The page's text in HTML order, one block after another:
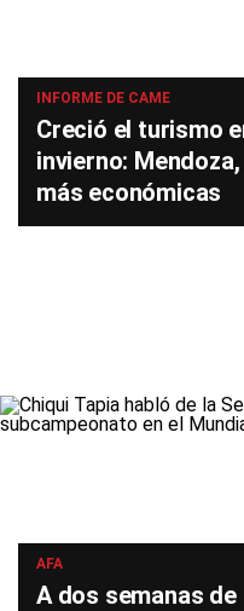
INFORME DE CAME
Creció el turismo
invierno:
más económicas
AFA
A dos semanas